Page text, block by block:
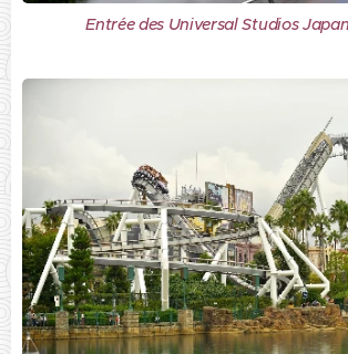
Entrée des Universal Studios